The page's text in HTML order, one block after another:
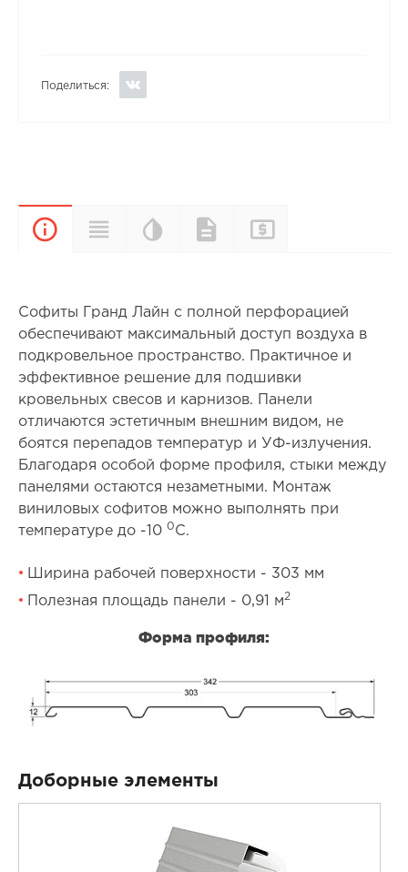
Поделиться:
ОписаниеХарактеристики
Цветовая
палитра
Документы
Софиты Гранд Лайн с полной перфорацией
обеспечивают максимальный доступ воздуха в
подкровельное пространство. Практичное и
эффективное решение для подшивки
кровельных свесов и карнизов. Панели
отличаются эстетичным внешним видом, не
боятся перепадов температур и УФ-излучения.
Благодаря особой форме профиля, стыки между
панелями остаются незаметными. Монтаж
виниловых софитов можно выполнять при
температуре до -10 0С.
Ширина рабочей поверхности - 303 мм
Полезная площадь панели - 0,91 м2
Форма профиля:
Доборные элементы